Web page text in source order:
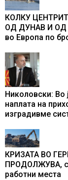
КОЛКУ
ОД ДУНАВ И ОД
во Европа по
Николовски: Во
наплата на
изградивме
КРИЗАТА ВО
ПРОДОЛЖУВА,
работни места